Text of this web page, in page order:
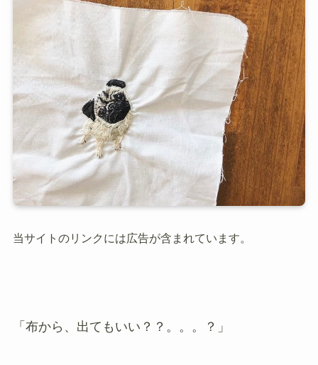
当サイトのリンクには広告が含まれています。
「布から、出てもいい？？。。。？」